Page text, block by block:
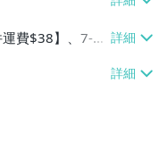
費$38】、7-EL
$38】、萊爾富